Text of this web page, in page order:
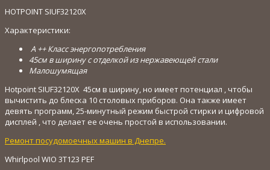
HOTPOINT SIUF32120X
Характеристики:
A ++ Класс энергопотребления
45см в ширину с отделкой из нержавеющей стали
Малошумящая
Hotpoint SIUF32120X 45см в ширину, но имеет потенциал , чтобы
вычистить до блеска 10 столовых приборов. Она также имеет
девять программ, 25-минутный режим быстрой стирки и цифровой
дисплей , что делает ее очень простой в использовании.
Ремонт посудомоечных машин в Днепре.
Whirlpool WIO 3T123 PEF